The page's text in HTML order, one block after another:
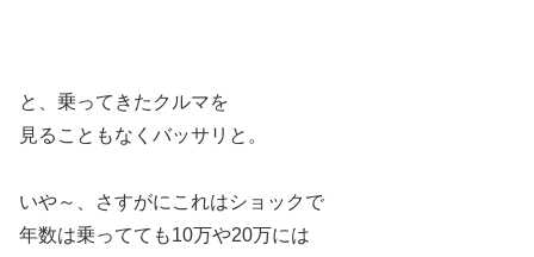
と、乗ってきたクルマを
見ることもなくバッサリと。
いや～、さすがにこれはショックで
年数は乗ってても10万や20万には